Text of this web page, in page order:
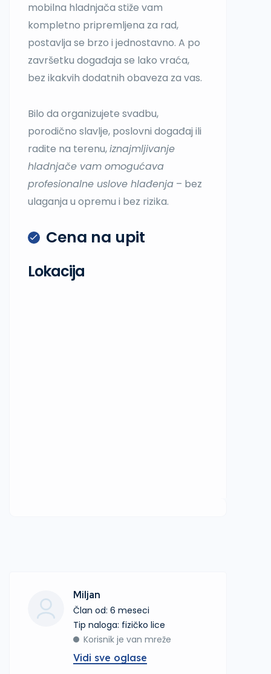
mobilna hladnjača stiže vam
kompletno pripremljena za rad,
postavlja se brzo i jednostavno. A po
završetku događaja se lako vraća,
bez ikakvih dodatnih obaveza za vas.
Bilo da organizujete svadbu,
porodično slavlje, poslovni događaj ili
radite na terenu,iznajmljivanje
hladnjače vam omogućava
profesionalne uslove hlađenja – bez
ulaganja u opremu i bez rizika.
Cena na upit
Lokacija
Miljan
Član od: 6 meseci
tip naloga: fizičko lice
Korisnik je van mreže
Vidi sve oglase